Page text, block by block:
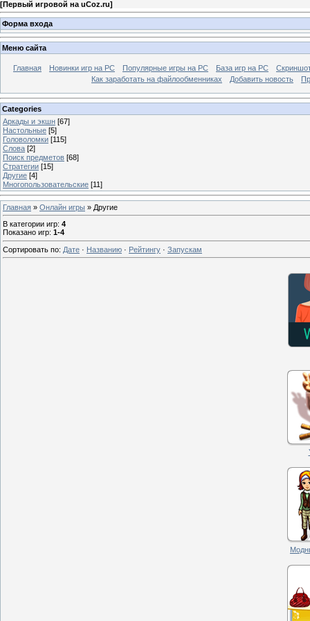
[Первый игровой на uCoz.ru]
Форма входа
Меню сайта
Главная Новинки игр на PC Популярные игры на PC База игр на РС
Как заработать на файлообменниках
Добавить новость
Categories
Аркады и экшн [67]
Настольные [5]
Головоломки [115]
Слова [2]
Поиск предметов [68]
Стратегии [15]
Другие [4]
Многопользовательские [11]
Главная » Онлайн игры » Другие
В категории игр: 4
Показано игр: 1-4
Сортировать по: Дате · Названию · Рейтингу · Запускам